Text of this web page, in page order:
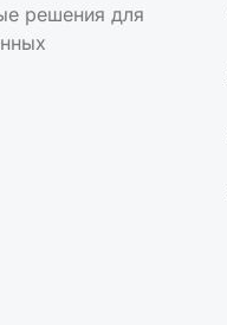
решения для